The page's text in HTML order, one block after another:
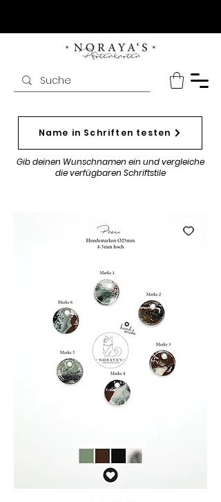
Name in Schriften testen
Gib deinen Wunschnamen ein und vergleiche
die verfügbaren Schriftstile